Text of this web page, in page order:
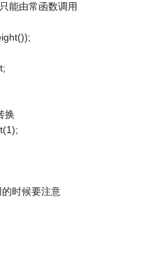
能由常函数调用
换
时候要注意